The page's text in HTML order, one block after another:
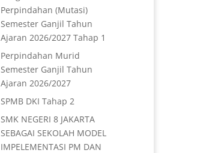
Perpindahan (Mutasi)
Semester Ganjil Tahun
Ajaran 2026/2027 Tahap 1
Perpindahan Murid
Semester Ganjil Tahun
Ajaran 2026/2027
SPMB DKI Tahap 2
SMK NEGERI 8 JAKARTA
SEBAGAI SEKOLAH MODEL
IMPELEMENTASI PM DAN